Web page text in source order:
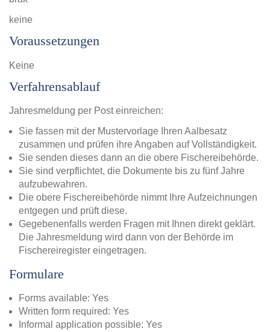
keine
Voraussetzungen
Keine
Verfahrensablauf
Jahresmeldung per Post einreichen:
Sie fassen mit der Mustervorlage Ihren Aalbesatz
zusammen und prüfen ihre Angaben auf Vollständigkeit.
Sie senden dieses dann an die obere Fischereibehörde.
Sie sind verpflichtet, die Dokumente bis zu fünf Jahre
aufzubewahren.
Die obere Fischereibehörde nimmt Ihre Aufzeichnungen
entgegen und prüft diese.
Gegebenenfalls werden Fragen mit Ihnen direkt geklärt.
Die Jahresmeldung wird dann von der Behörde im
Fischereiregister eingetragen.
Formulare
Forms available: Yes
Written form required: Yes
Informal application possible: Yes